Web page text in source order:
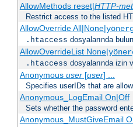
AllowMethods reset|HTTP-
Restrict access to the listed
AllowOverride All|None|
.htaccess dosyalarında
AllowOverrideList None|
.htaccess dosyalarında izin
Anonymous user[user] ...
Specifies userIDs that are
Anonymous_LogEmail On|Off
Sets whether the password
Anonymous_MustGiveEmail